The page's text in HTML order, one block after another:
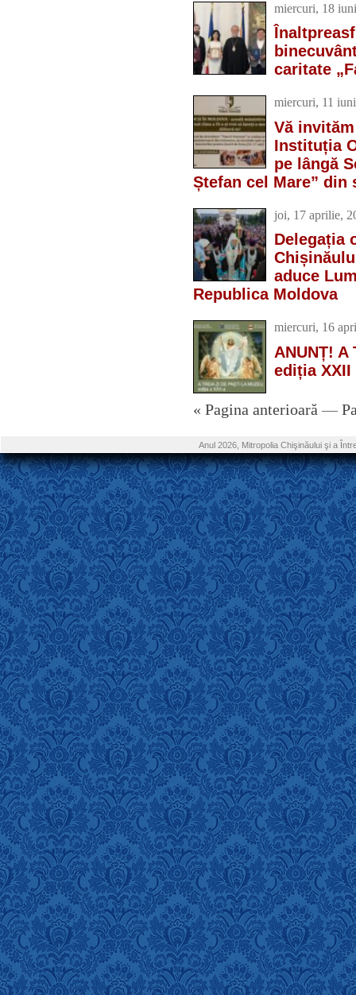
miercuri, 18
caritate
miercuri, 11
Vă
Instituția
pe lângă
Ștefan cel Mare”
joi, 17 aprilie,
Delegația
aduce
Republica Moldova
miercuri, 16
ANUNȚ!
ediția XXII
« Pagina anterioară —
Anul 2026, Mitropolia Chişinăului şi a